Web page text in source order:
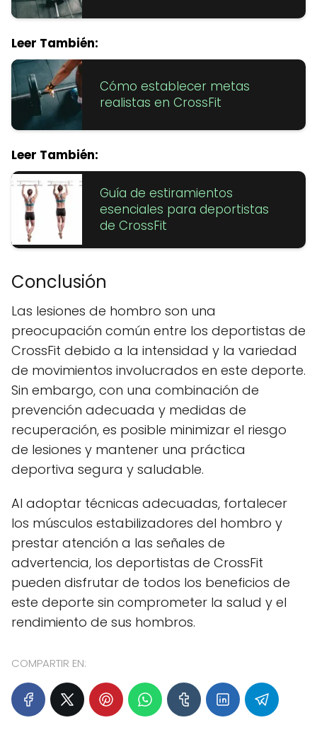
Leer También:
Cómo establecer metas
realistas en CrossFit
Leer También:
Guía de estiramientos
esenciales para deportistas
de CrossFit
Conclusión
Las lesiones de hombro son una
preocupación común entre los deportistas de
CrossFit debido a la intensidad y la variedad
de movimientos involucrados en este deporte.
Sin embargo, con una combinación de
prevención adecuada y medidas de
recuperación, es posible minimizar el riesgo
de lesiones y mantener una práctica
deportiva segura y saludable.
Al adoptar técnicas adecuadas, fortalecer
los músculos estabilizadores del hombro y
prestar atención a las señales de
advertencia, los deportistas de CrossFit
pueden disfrutar de todos los beneficios de
este deporte sin comprometer la salud y el
rendimiento de sus hombros.
COMPARTIR EN: